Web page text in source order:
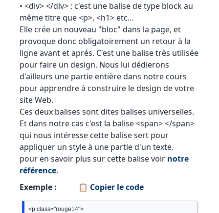
• <div> </div> : c'est une balise de type block au
même titre que <p>, <h1> etc...
Elle crée un nouveau "bloc" dans la page, et
provoque donc obligatoirement un retour à la
ligne avant et aprés. C'est une balise très utilisée
pour faire un design. Nous lui dédierons
d'ailleurs une partie entière dans notre cours
pour apprendre à construire le design de votre
site Web.
Ces deux balises sont dites balises universelles.
Et dans notre cas c'est la balise <span> </span>
qui nous intéresse cette balise sert pour
appliquer un style à une partie d'un texte.
pour en savoir plus sur cette balise voir notre
référence.
Exemple :
📋 Copier le code
<p class="rouge14">